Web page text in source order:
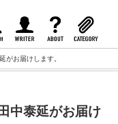
がお届けします。
中泰延がお届け